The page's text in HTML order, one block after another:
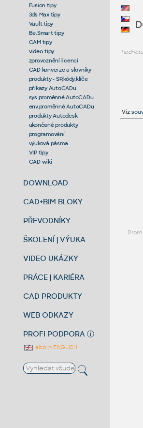
Fusion tipy
3ds Max tipy
Vault tipy
Be.Smart tipy
CAM tipy
video-tipy
zprovoznění licencí
CAD konverze a slovníky
produkty - SP,kódy,klíče
příkazy AutoCADu
sys.proměnné AutoCADu
env.proměnné AutoCADu
produkty Autodesk
ukončené produkty
programování
výuková pásma
VIP tipy
CAD wiki
DOWNLOAD
CAD+BIM BLOKY
PŘEVODNÍKY
ŠKOLENÍ | VÝUKA
VIDEO UKÁZKY
PRÁCE | KARIÉRA
CAD PRODUKTY
WEB ODKAZY
PROFI PODPORA ⓘ
also in ENGLISH
Viz